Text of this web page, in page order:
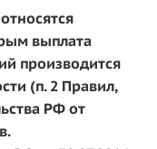
выплата
производится
(п. 2 Правил,
РФ от